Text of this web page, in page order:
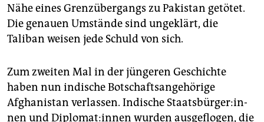
Nähe eines Grenzübergangs zu Pakistan getötet.
Die genauen Umstände sind ungeklärt, die
Taliban weisen jede Schuld von sich.
Zum zweiten Mal in der jüngeren Geschichte
haben nun indische Botschaftsangehörige
Afghanistan verlassen. Indische Staats­bür­ge­r:in­
nen und Di­plo­ma­t:in­nen wurden ausgeflogen, die